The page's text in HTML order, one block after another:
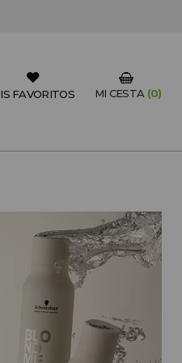
puedes registrarte
MI CESTA (0)
FAVORITOS